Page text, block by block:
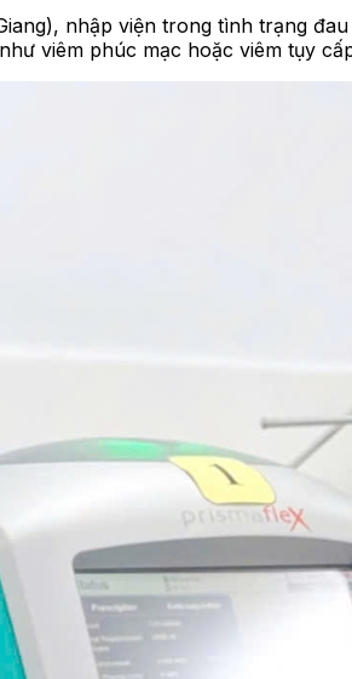
nhập viện trong tình trạng
viêm phúc mạc hoặc viêm tụy